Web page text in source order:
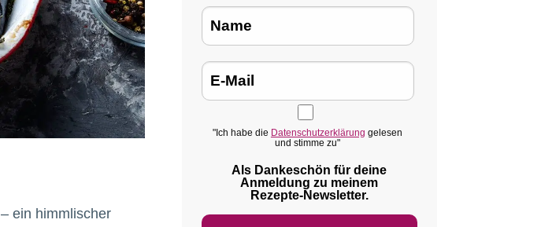
– ein himmlischer
"Ich habe die Datenschutzerklärung gelesen
und stimme zu"
Als Dankeschön für deine
Anmeldung zu meinem
Rezepte‑Newsletter.